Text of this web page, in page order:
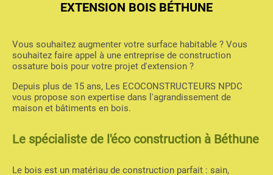
EXTENSION BOIS BÉTHUNE
Vous souhaitez augmenter votre surface habitable ? Vous
souhaitez faire appel à une entreprise de construction
ossature bois pour votre projet d'extension ?
Depuis plus de 15 ans, Les ECOCONSTRUCTEURS NPDC
vous propose son expertise dans l'agrandissement de
maison et bâtiments en bois.
Le spécialiste de l'éco construction à Béthune
Le bois est un matériau de construction parfait : sain,